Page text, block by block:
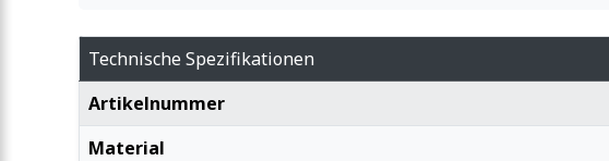
Technische Spezifikationen
Artikelnummer
Material